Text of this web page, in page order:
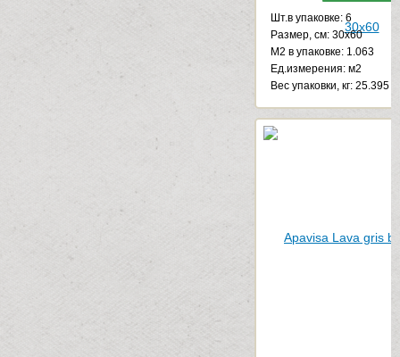
Шт.в упаковке: 6
Размер, см: 30x60
М2 в упаковке: 1.063
Ед.измерения: м2
Веc упаковки, кг: 25.395